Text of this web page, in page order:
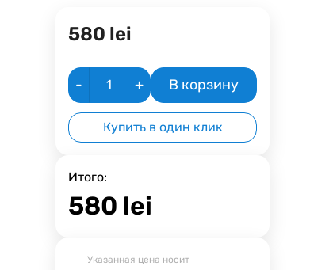
580 lei
- + В корзину
Купить в один клик
Итого:
580 lei
Указанная цена носит